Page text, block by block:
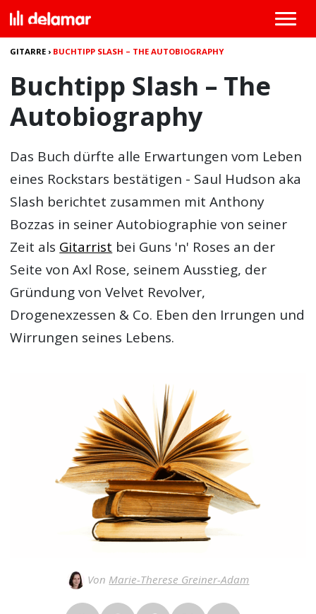
GITARRE › BUCHTIPP SLASH – THE AUTOBIOGRAPHY
Buchtipp Slash – The
Autobiography
Das Buch dürfte alle Erwartungen vom Leben
eines Rockstars bestätigen - Saul Hudson aka
Slash berichtet zusammen mit Anthony
Bozzas in seiner Autobiographie von seiner
Zeit als Gitarrist bei Guns 'n' Roses an der
Seite von Axl Rose, seinem Ausstieg, der
Gründung von Velvet Revolver,
Drogenexzessen & Co. Eben den Irrungen und
Wirrungen seines Lebens.
Von Marie-Therese Greiner-Adam